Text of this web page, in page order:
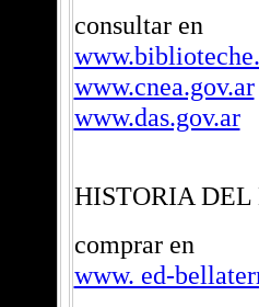
consultar en
www.cnea.gov.ar
www.das.gov.ar
HISTORIA
comprar en
www. ed-